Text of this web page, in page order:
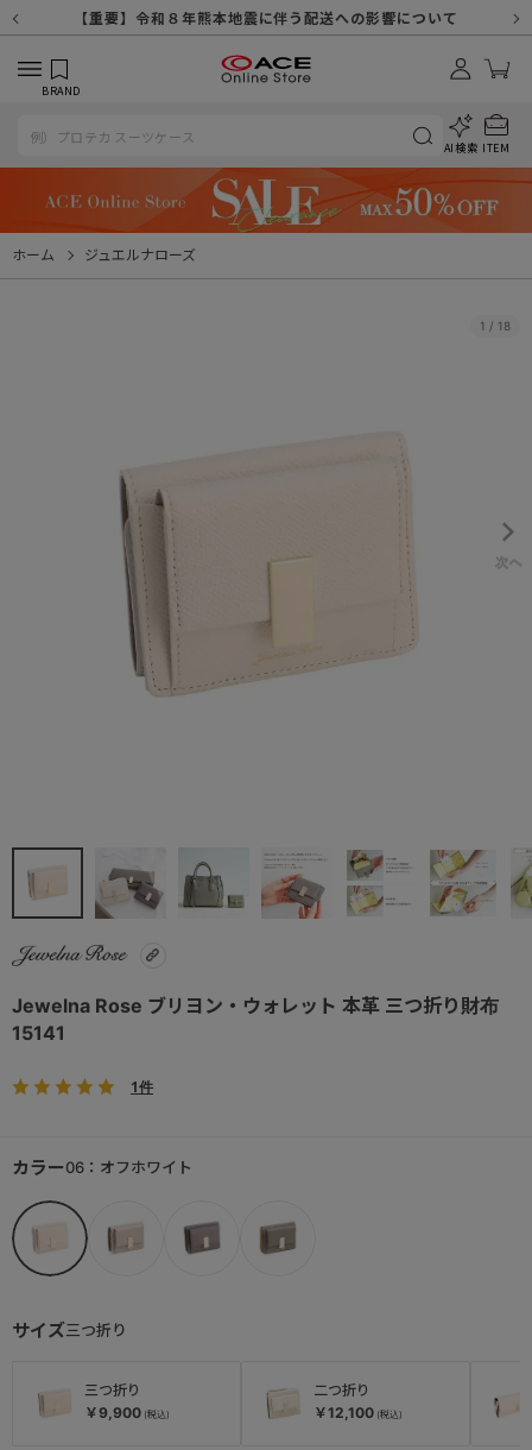
【重要】8/11（火・祝）休業及び配送スケジュールについて
【重要】令和８年熊本地震に伴う配送への影響について
【重要】納品書・領収書ペーパーレス化（電子化）のお知らせ
【重要】天候不良や交通状況・物量増等に伴う配送への影響について
【重要】悪質な詐欺サイトにご注意ください
【重要】各種メールが届かない場合に関しまして
【重要】お問い合わせのご対応に関しまして
【重要】SNSのなりすまし詐欺にご注意ください
BRAND
AI検索 ITEM
ホーム ジュエルナローズ
1 / 18
Jewelna Rose ブリヨン・ウォレット 本革 三つ折り財布
15141
1件
サイズ三つ折り
三つ折り
￥9,900
二つ折り
￥12,100
カラー06：オフホワイト